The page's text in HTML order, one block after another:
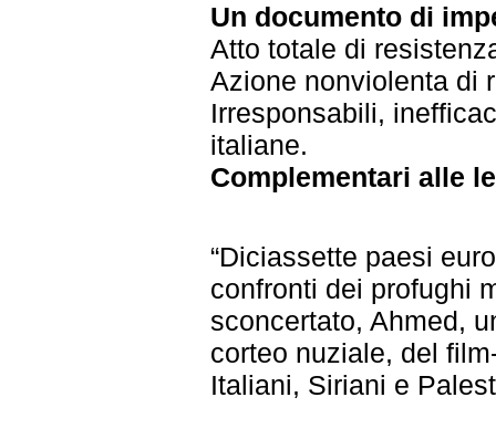
Un documento di
Atto totale di
Azione nonviolenta di
Irresponsabili,
italiane.
Complementari alle
“Diciassette paesi
confronti dei profughi
sconcertato, Ahmed,
corteo nuziale, del
Italiani, Siriani e